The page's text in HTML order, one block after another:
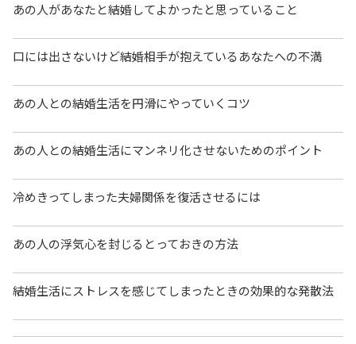
あの人があなたと結婚してよかったと思っていること
口には出さないけど結婚相手が抱えているあなたへの不満
あの人との結婚生活を円滑にやっていくコツ
あの人との結婚生活にマンネリ化させないためのポイント
冷めきってしまった夫婦関係を復活させるには
あの人の浮気心を封じるとっておきの方法
結婚生活にストレスを感じてしまったときの効果的な発散法